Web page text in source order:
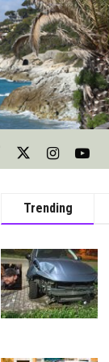
Trending